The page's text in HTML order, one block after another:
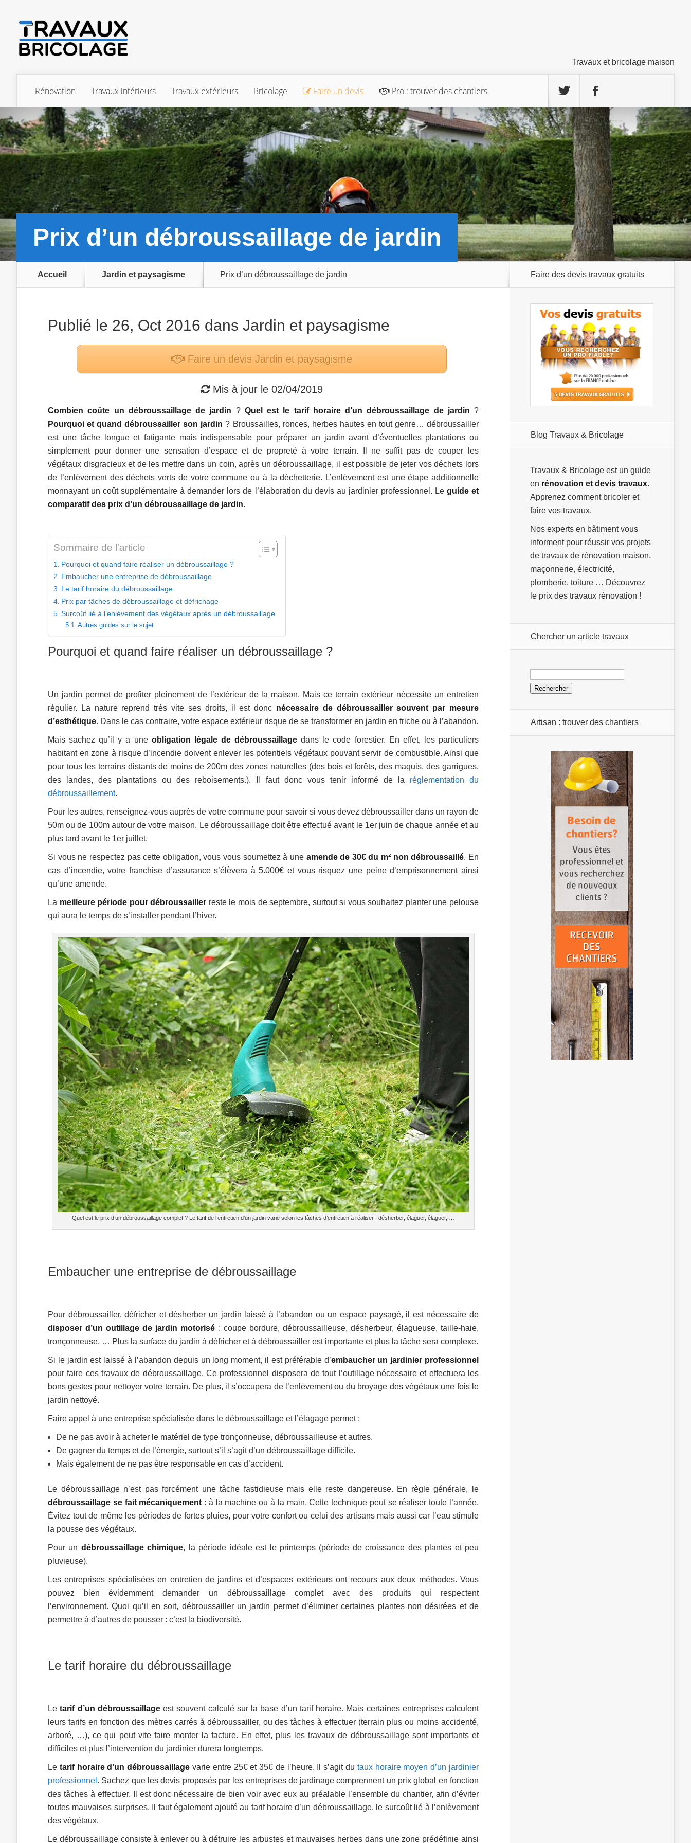
Travaux et bricolage maison
Rénovation Travaux intérieurs Travaux extérieurs Bricolage Faire un devis Pro : trouver des chantiers
Prix d’un débroussaillage de jardin
Accueil Jardin et paysagisme Prix d’un débroussaillage de jardin
Publié le 26, Oct 2016 dans Jardin et paysagisme
Faire un devis Jardin et paysagisme
Mis à jour le 02/04/2019
Combien coûte un débroussaillage de jardin ? Quel est le tarif horaire d’un débroussaillage de jardin ?
Pourquoi et quand débroussailler son jardin ? Broussailles, ronces, herbes hautes en tout genre… débroussailler
est une tâche longue et fatigante mais indispensable pour préparer un jardin avant d’éventuelles plantations ou
simplement pour donner une sensation d’espace et de propreté à votre terrain. Il ne suffit pas de couper les
végétaux disgracieux et de les mettre dans un coin, après un débroussaillage, il est possible de jeter vos déchets lors
de l’enlèvement des déchets verts de votre commune ou à la déchetterie. L’enlèvement est une étape additionnelle
monnayant un coût supplémentaire à demander lors de l’élaboration du devis au jardinier professionnel. Le guide et
comparatif des prix d’un débroussaillage de jardin.
Sommaire de l'article
Pourquoi et quand faire réaliser un débroussaillage ?
Embaucher une entreprise de débroussaillage
Le tarif horaire du débroussaillage
Prix par tâches de débroussaillage et défrichage
Surcoût lié à l’enlèvement des végétaux après un débroussaillage
Autres guides sur le sujet
Pourquoi et quand faire réaliser un débroussaillage ?
Un jardin permet de profiter pleinement de l’extérieur de la maison. Mais ce terrain extérieur nécessite un entretien
régulier. La nature reprend très vite ses droits, il est donc nécessaire de débroussailler souvent par mesure
d’esthétique. Dans le cas contraire, votre espace extérieur risque de se transformer en jardin en friche ou à l’abandon.
Mais sachez qu’il y a une obligation légale de débroussaillage dans le code forestier. En effet, les particuliers
habitant en zone à risque d’incendie doivent enlever les potentiels végétaux pouvant servir de combustible. Ainsi que
pour tous les terrains distants de moins de 200m des zones naturelles (des bois et forêts, des maquis, des garrigues,
des landes, des plantations ou des reboisements.). Il faut donc vous tenir informé de la réglementation du
débroussaillement.
Pour les autres, renseignez-vous auprès de votre commune pour savoir si vous devez débroussailler dans un rayon de
50m ou de 100m autour de votre maison. Le débroussaillage doit être effectué avant le 1er juin de chaque année et au
plus tard avant le 1er juillet.
Si vous ne respectez pas cette obligation, vous vous soumettez à une amende de 30€ du m² non débroussaillé. En
cas d’incendie, votre franchise d’assurance s’élèvera à 5.000€ et vous risquez une peine d’emprisonnement ainsi
qu’une amende.
La meilleure période pour débroussailler reste le mois de septembre, surtout si vous souhaitez planter une pelouse
qui aura le temps de s’installer pendant l’hiver.
Quel est le prix d’un débroussaillage complet ? Le tarif de l’entretien d’un jardin varie selon les tâches d’entretien à réaliser : désherber, élaguer, élaguer, …
Embaucher une entreprise de débroussaillage
Pour débroussailler, défricher et désherber un jardin laissé à l’abandon ou un espace paysagé, il est nécessaire de
disposer d’un outillage de jardin motorisé : coupe bordure, débroussailleuse, désherbeur, élagueuse, taille-haie,
tronçonneuse, … Plus la surface du jardin à défricher et à débroussailler est importante et plus la tâche sera complexe.
Si le jardin est laissé à l’abandon depuis un long moment, il est préférable d’embaucher un jardinier professionnel
pour faire ces travaux de débroussaillage. Ce professionnel disposera de tout l’outillage nécessaire et effectuera les
bons gestes pour nettoyer votre terrain. De plus, il s’occupera de l’enlèvement ou du broyage des végétaux une fois le
jardin nettoyé.
Faire appel à une entreprise spécialisée dans le débroussaillage et l’élagage permet :
De ne pas avoir à acheter le matériel de type tronçonneuse, débroussailleuse et autres.
De gagner du temps et de l’énergie, surtout s’il s’agit d’un débroussaillage difficile.
Mais également de ne pas être responsable en cas d’accident.
Le débroussaillage n’est pas forcément une tâche fastidieuse mais elle reste dangereuse. En règle générale, le
débroussaillage se fait mécaniquement : à la machine ou à la main. Cette technique peut se réaliser toute l’année.
Évitez tout de même les périodes de fortes pluies, pour votre confort ou celui des artisans mais aussi car l’eau stimule
la pousse des végétaux.
Pour un débroussaillage chimique, la période idéale est le printemps (période de croissance des plantes et peu
pluvieuse).
Les entreprises spécialisées en entretien de jardins et d’espaces extérieurs ont recours aux deux méthodes. Vous
pouvez bien évidemment demander un débroussaillage complet avec des produits qui respectent
l’environnement. Quoi qu’il en soit, débroussailler un jardin permet d’éliminer certaines plantes non désirées et de
permettre à d’autres de pousser : c’est la biodiversité.
Le tarif horaire du débroussaillage
Letarif d’un débroussaillageest souvent calculé sur la base d’un tarif horaire. Mais certaines entreprises calculent
leurs tarifs en fonction des mètres carrés à débroussailler, ou des tâches à effectuer (terrain plus ou moins accidenté,
arboré, …), ce qui peut vite faire monter la facture. En effet, plus les travaux de débroussaillage sont importants et
difficiles et plus l’intervention du jardinier durera longtemps.
Le tarif horaire d’un débroussaillage varie entre 25€ et 35€ de l’heure. Il s’agit du taux horaire moyen d’un jardinier
professionnel . Sachez que les devis proposés par les entreprises de jardinage comprennent un prix global en fonction
des tâches à effectuer. Il est donc nécessaire de bien voir avec eux au préalable l’ensemble du chantier, afin d’éviter
toutes mauvaises surprises. Il faut également ajouté au tarif horaire d’un débroussaillage, le surcoût lié à l’enlèvement
des végétaux.
Le débroussaillage consiste à enlever ou à détruire les arbustes et mauvaises herbes dans une zone prédéfinie ainsi
Faire des devis travaux gratuits
Blog Travaux & Bricolage
Travaux & Bricolage est un guide
en rénovation et devis travaux.
Apprenez comment bricoler et
faire vos travaux.
Nos experts en bâtiment vous
informent pour réussir vos projets
de travaux de rénovation maison,
maçonnerie, électricité,
plomberie, toiture … Découvrez
le prix des travaux rénovation !
Chercher un article travaux
Rechercher :
Artisan : trouver des chantiers